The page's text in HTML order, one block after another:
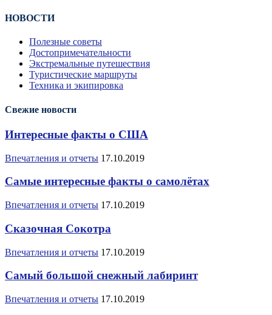
НОВОСТИ
Полезные советы
Достопримечательности
Экстремальные путешествия
Туристические маршруты
Техника и экипировка
Свежие новости
Интересные факты о США
Впечатления и отчеты 17.10.2019
Самые интересные факты о самолётах
Впечатления и отчеты 17.10.2019
Сказочная Сокотра
Впечатления и отчеты 17.10.2019
Самый большой снежный лабиринт
Впечатления и отчеты 17.10.2019